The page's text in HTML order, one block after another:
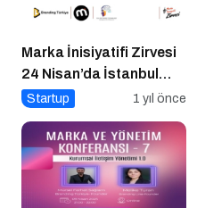
Marka İnisiyatifi Zirvesi
24 Nisan’da İstanbul
Aydın Üniversitesi’nde!
Startup 1 yıl önce